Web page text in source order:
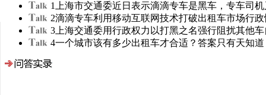
1
上海市交通委近日表示滴滴专车是黑车，专车司
2滴滴专车利用移动互联网技术打破出租车市场行
3 上海交通委用行政权力以打黑之名强行阻扰其他
4一个城市该有多少出租车才合适？答案只有天知